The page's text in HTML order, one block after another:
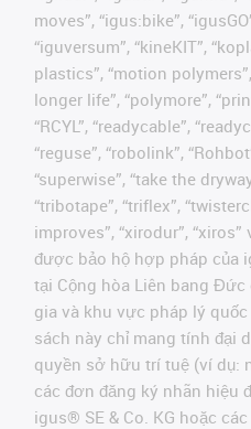
moves”, “igus:bike”,
“iguversum”, “kineKIT”,
plastics”, “motion
longer life”, “polymore”,
“RCYL”, “readycable”,
“reguse”, “robolink”,
“superwise”, “take the
“tribotape”, “triflex”,
improves”, “xirodur”,
được bảo hộ hợp pháp của
tại Cộng hòa Liên bang
gia và khu vực pháp lý
sách này chỉ mang tính đại
quyền sở hữu trí tuệ (ví dụ:
các đơn đăng ký nhãn hiệu
igus® SE & Co. KG hoặc